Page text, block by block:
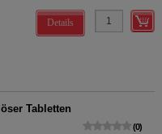
Details
Tabletten
0